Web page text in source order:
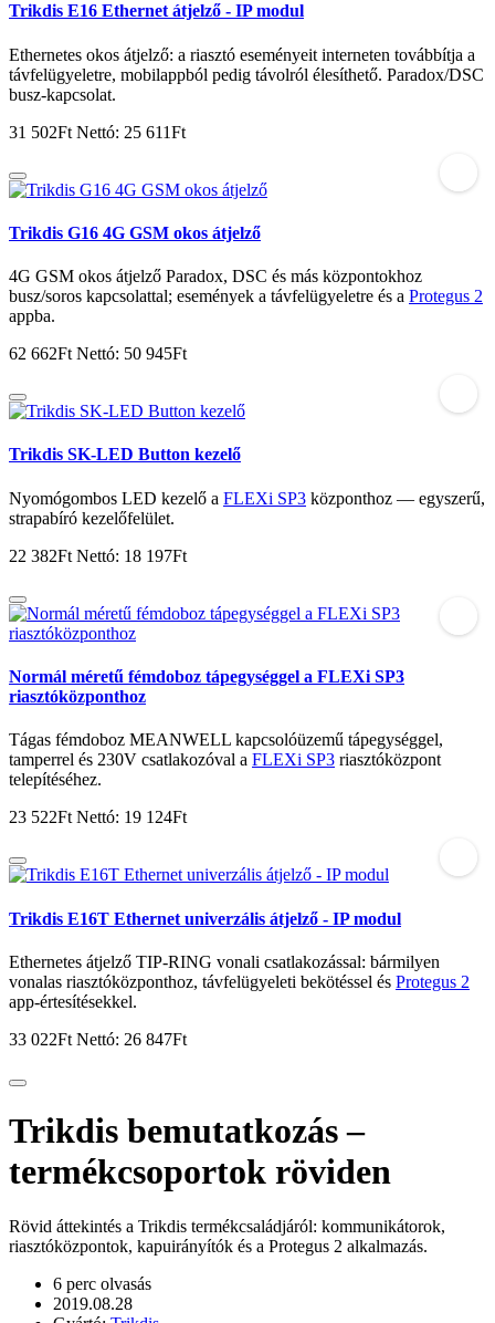
Trikdis E16 Ethernet átjelző - IP modul
Ethernetes okos átjelző: a riasztó eseményeit interneten továbbítja a
távfelügyeletre, mobilappból pedig távolról élesíthető. Paradox/DSC
busz-kapcsolat.
31 502Ft Nettó: 25 611Ft
Trikdis G16 4G GSM okos átjelző
4G GSM okos átjelző Paradox, DSC és más központokhoz
busz/soros kapcsolattal; események a távfelügyeletre és a Protegus 2
appba.
62 662Ft Nettó: 50 945Ft
Trikdis SK-LED Button kezelő
Nyomógombos LED kezelő a FLEXi SP3 központhoz — egyszerű,
strapabíró kezelőfelület.
22 382Ft Nettó: 18 197Ft
Normál méretű fémdoboz tápegységgel a FLEXi SP3
riasztóközponthoz
Tágas fémdoboz MEANWELL kapcsolóüzemű tápegységgel,
tamperrel és 230V csatlakozóval a FLEXi SP3 riasztóközpont
telepítéséhez.
23 522Ft Nettó: 19 124Ft
Trikdis E16T Ethernet univerzális átjelző - IP modul
Ethernetes átjelző TIP-RING vonali csatlakozással: bármilyen
vonalas riasztóközponthoz, távfelügyeleti bekötéssel és Protegus 2
app-értesítésekkel.
33 022Ft Nettó: 26 847Ft
Trikdis bemutatkozás –
termékcsoportok röviden
Rövid áttekintés a Trikdis termékcsaládjáról: kommunikátorok,
riasztóközpontok, kapuirányítók és a Protegus 2 alkalmazás.
6 perc olvasás
2019.08.28